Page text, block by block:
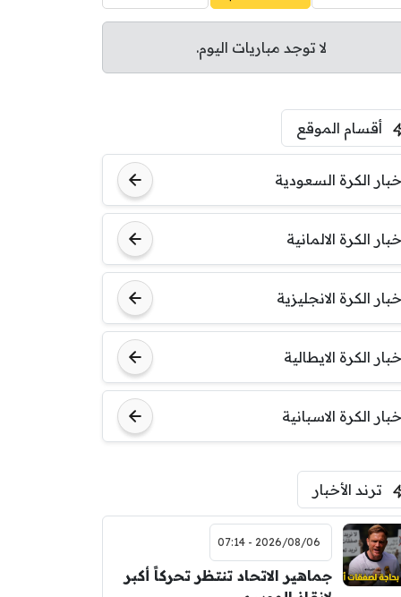
لا توجد مباريات اليوم.
أقسام الموقع
الكرة السعودية
الكرة الالمانية
الكرة الانجليزية
الكرة الايطالية
الكرة الاسبانية
ترند الأخبار
2026/08/06 - 07:14
جماهير الاتحاد تنتظر تحركاً أكبر